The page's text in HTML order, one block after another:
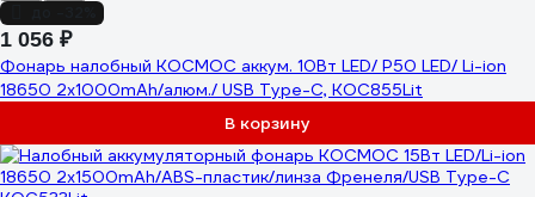
1 056 ₽
Фонарь налобный КОСМОС аккум. 10Вт LED/ P50 LED/ Li-ion
18650 2x1000mAh/алюм./ USB Type-C, KOC855Lit
В корзину